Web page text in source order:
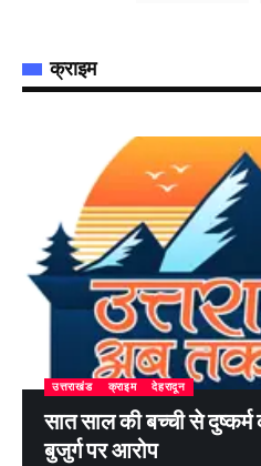
क्राइम
उत्तराखंड क्राइम देहरादून
सात साल की बच्ची से
बुजुर्ग पर आरोप